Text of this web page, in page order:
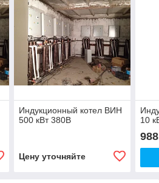
Индукционный котел ВИН
500 кВт 380В
Цену уточняйте
10